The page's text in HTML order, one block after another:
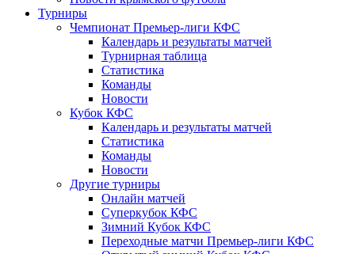
Турниры
Чемпионат Премьер-лиги КФС
Календарь и результаты матчей
Турнирная таблица
Статистика
Команды
Новости
Кубок КФС
Календарь и результаты матчей
Статистика
Команды
Новости
Другие турниры
Онлайн матчей
Суперкубок КФС
Зимний Кубок КФС
Переходные матчи Премьер-лиги КФС